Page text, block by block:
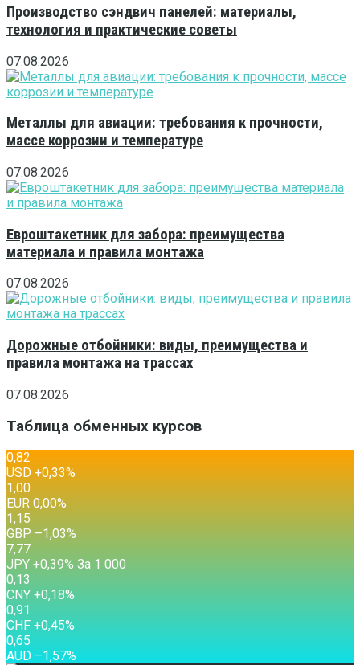
Производство сэндвич панелей: материалы,
технология и практические советы
07.08.2026
Металлы для авиации: требования к прочности,
массе коррозии и температуре
07.08.2026
Евроштакетник для забора: преимущества
материала и правила монтажа
07.08.2026
Дорожные отбойники: виды, преимущества и
правила монтажа на трассах
07.08.2026
Таблица обменных курсов
0,82
USD +0,33%
1,00
EUR 0,00%
1,15
GBP –1,03%
7,77
JPY +0,39% За 1 000
0,13
CNY +0,18%
0,91
CHF +0,45%
0,65
AUD –1,57%